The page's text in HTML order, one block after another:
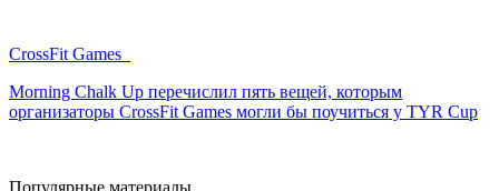
CrossFit Games
Morning Chalk Up перечислил пять вещей, которым
организаторы CrossFit Games могли бы поучиться у TYR Cup
Популярные материалы